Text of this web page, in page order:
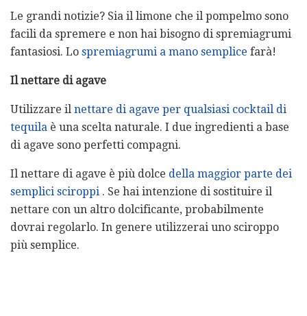
Le grandi notizie? Sia il limone che il pompelmo sono
facili da spremere e non hai bisogno di spremiagrumi
fantasiosi. Lo spremiagrumi a mano semplice farà!
Il nettare di agave
Utilizzare il nettare di agave per qualsiasi cocktail di
tequila è una scelta naturale. I due ingredienti a base
di agave sono perfetti compagni.
Il nettare di agave è più dolce della maggior parte dei
semplici sciroppi . Se hai intenzione di sostituire il
nettare con un altro dolcificante, probabilmente
dovrai regolarlo. In genere utilizzerai uno sciroppo
più semplice.